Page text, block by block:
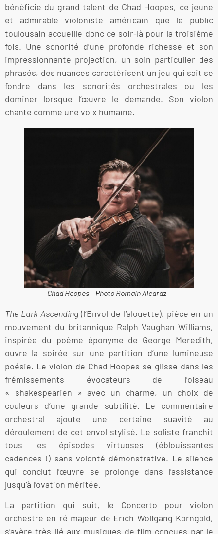
bénéficie du grand talent de Chad Hoopes, ce jeune
et admirable violoniste américain que le public
toulousain accueille donc ce soir-là pour la troisième
fois. Une sonorité d’une profonde richesse et son
impressionnante projection, un soin particulier des
phrasés, des nuances caractérisent un jeu qui sait se
fondre dans les sonorités orchestrales ou les
dominer lorsque l’œuvre le demande. Son violon
chante comme une voix humaine.
Chad Hoopes – Photo Romain Alcaraz –
The Lark Ascending(l’Envol de l’alouette), pièce en un
mouvement du britannique Ralph Vaughan Williams,
inspirée du poème éponyme de George Meredith,
ouvre la soirée sur une partition d’une lumineuse
poésie. Le violon de Chad Hoopes se glisse dans les
frémissements évocateurs de l’oiseau
« shakespearien » avec un charme, un choix de
couleurs d’une grande subtilité. Le commentaire
orchestral ajoute une certaine suavité au
déroulement de cet envol stylisé. Le soliste franchit
tous les épisodes virtuoses (éblouissantes
cadences !) sans volonté démonstrative. Le silence
qui conclut l’œuvre se prolonge dans l’assistance
jusqu’à l’ovation méritée.
La partition qui suit, le Concerto pour violon
orchestre en ré majeur de Erich Wolfgang Korngold,
s’avère très lié aux musiques de film conçues par le